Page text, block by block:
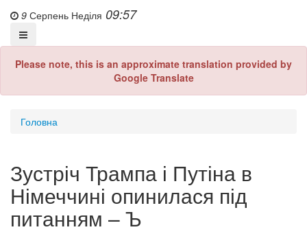
9 Серпень Неділя 09:57
Please note, this is an approximate translation provided by
Google Translate
Головна
Зустріч Трампа і Путіна в
Німеччині опинилася під
питанням – Ъ